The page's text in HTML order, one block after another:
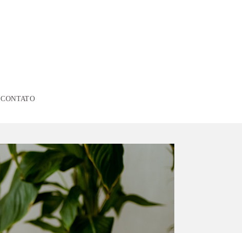
CONTATO